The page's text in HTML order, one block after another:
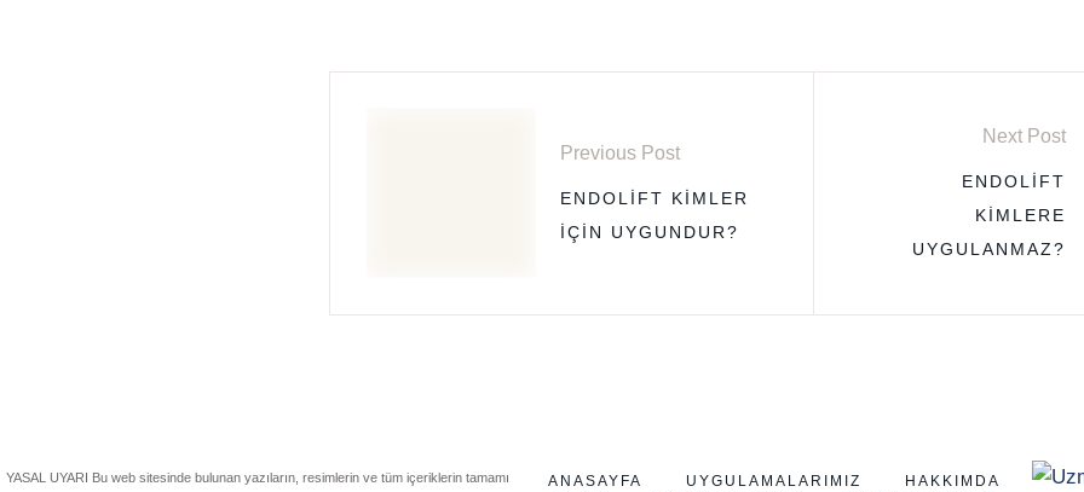
Previous Post
ENDOLIFT KIMLER
İÇIN UYGUNDUR?
Next Post
ENDOLIFT
KIMLERE
UYGULANMAZ?
YASAL UYARI Bu web sitesinde bulunan yazıların, resimlerin ve tüm içeriklerin tamamı ANASAYFA UYGULAMALARIMIZ
HAKKIMDA